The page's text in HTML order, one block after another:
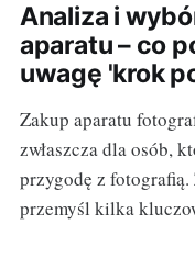
Analiza i
aparatu – co
uwagę 'krok
Zakup aparatu
zwłaszcza dla osób,
przygodę z
przemyśl kilka